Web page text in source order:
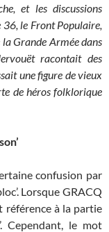
et les discussions
36, le Front Populaire,
Grande Armée dans
racontait des
une figure de vieux
de héros folklorique
confusion par
Lorsque GRACQ
référence à la partie
Cependant, le mot